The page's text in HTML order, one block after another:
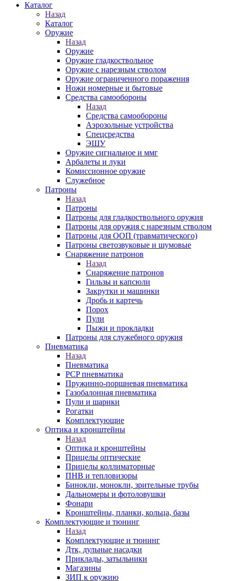
Каталог
Назад
Каталог
Оружие
Назад
Оружие
Оружие гладкоствольное
Оружие с нарезным стволом
Оружие ограниченного поражения
Ножи номерные и бытовые
Средства самообороны
Назад
Средства самообороны
Аэрозольные устройства
Спецсредства
ЭШУ
Оружие сигнальное и ммг
Арбалеты и луки
Комиссионное оружие
Служебное
Патроны
Назад
Патроны
Патроны для гладкоствольного оружия
Патроны для оружия с нарезным стволом
Патроны для ООП (травматического)
Патроны светозвуковые и шумовые
Снаряжение патронов
Назад
Снаряжение патронов
Гильзы и капсюли
Закрутки и машинки
Дробь и картечь
Порох
Пули
Пыжи и прокладки
Патроны для служебного оружия
Пневматика
Назад
Пневматика
PCP пневматика
Пружинно-поршневая пневматика
Газобалонная пневматика
Пули и шарики
Рогатки
Комплектующие
Оптика и кронштейны
Назад
Оптика и кронштейны
Прицелы оптические
Прицелы коллиматорные
ПНВ и тепловизоры
Бинокли, монокли, зрительные трубы
Дальномеры и фотоловушки
Фонари
Кронштейны, планки, кольца, базы
Комплектующие и тюнинг
Назад
Комплектующие и тюнинг
Дтк, дульные насадки
Приклады, затыльники
Магазины
ЗИП к оружию